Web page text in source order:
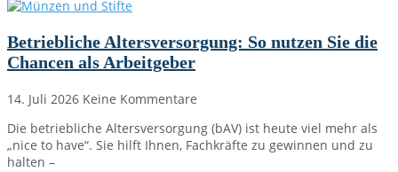
Betriebliche Altersversorgung: So nutzen Sie die
Chancen als Arbeitgeber
14. Juli 2026 Keine Kommentare
Die betriebliche Altersversorgung (bAV) ist heute viel mehr als
„nice to have“. Sie hilft Ihnen, Fachkräfte zu gewinnen und zu
halten –